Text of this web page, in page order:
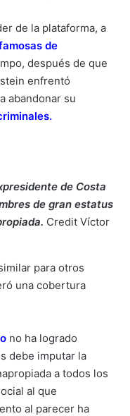
de la plataforma, a
de
después de que
enfrentó
abandonar su
.
de Costa
de gran estatus
Credit Víctor
para otros
una cobertura
no ha logrado
debe imputar la
a todos los
al que
al parecer ha